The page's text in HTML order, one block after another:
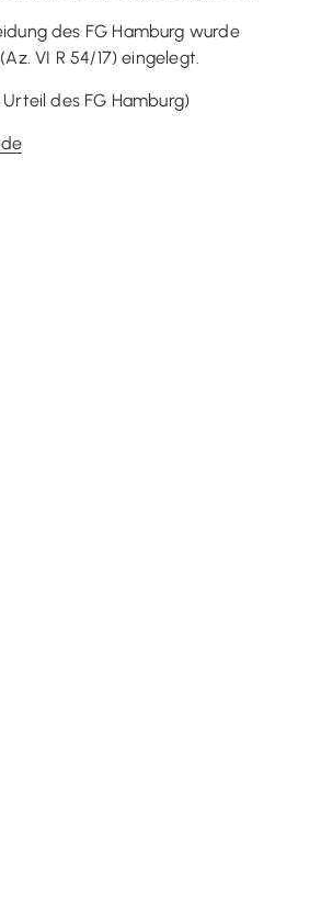
des FG Hamburg wurde
VI R 54/17) eingelegt.
des FG Hamburg)